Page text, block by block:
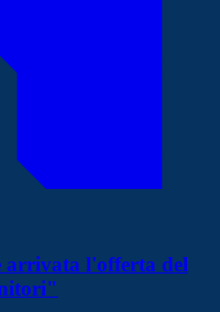
l'offerta del